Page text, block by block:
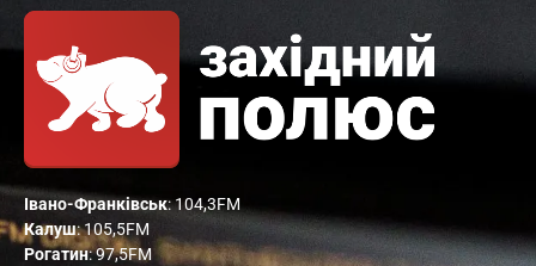
Івано-Франківськ: 104,3FM
Калуш: 105,5FM
Рогатин: 97,5FM